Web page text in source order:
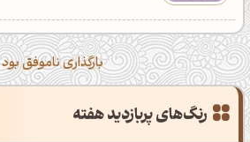
بارگذاری ناموفق بود
رنگ‌های پربازدید هفته